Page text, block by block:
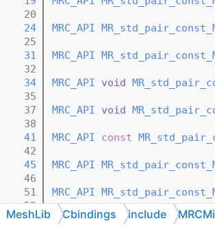
   20
   24
MRC_API
   25
   31
MRC_API
   32
   34
MRC_API void
   35
   37
MRC_API void
   38
   41
MRC_API const
   42
   45
MRC_API
   46
   51
MRC_API
   52
   57
MRC_API const MR_VertId *
MeshLib Cbindings include